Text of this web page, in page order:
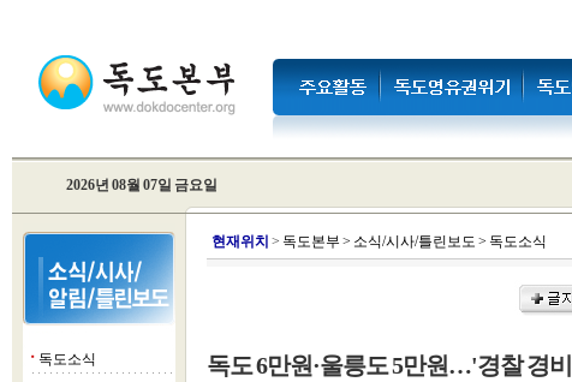
2026년 08월 07일 금요일
■ 독도소식
현재위치 > 독도본부 > 소식/시사/틀린보도 > 독도소식
독도 6만원·울릉도 5만원…'경찰 경